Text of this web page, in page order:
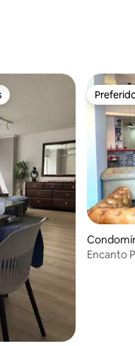
dos hóspedes
Encanto